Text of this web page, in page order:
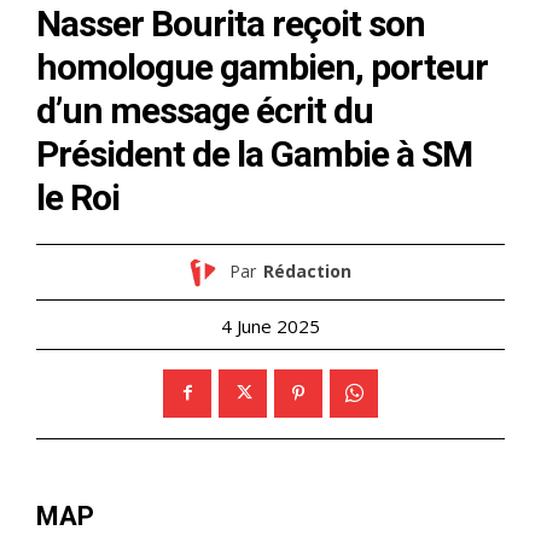
Nasser Bourita reçoit son
homologue gambien, porteur
d’un message écrit du
Président de la Gambie à SM
le Roi
Par Rédaction
4 June 2025
MAP